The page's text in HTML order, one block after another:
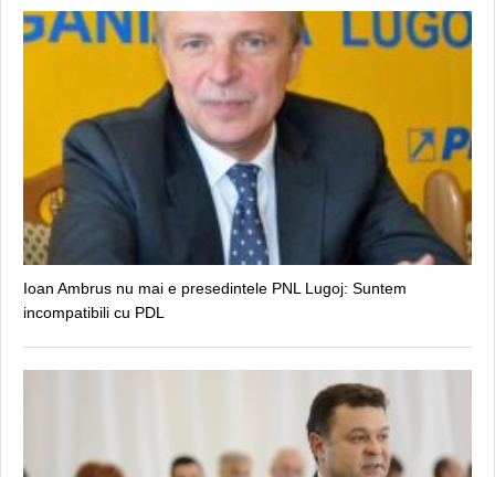
Ioan Ambrus nu mai e presedintele PNL Lugoj: Suntem
incompatibili cu PDL